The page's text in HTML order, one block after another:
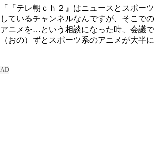
「『テレ朝ｃｈ２』はニュースとスポー
しているチャンネルなんですが、そこで
アニメを…という相談になった時、会議
（おの）ずとスポーツ系のアニメが大半